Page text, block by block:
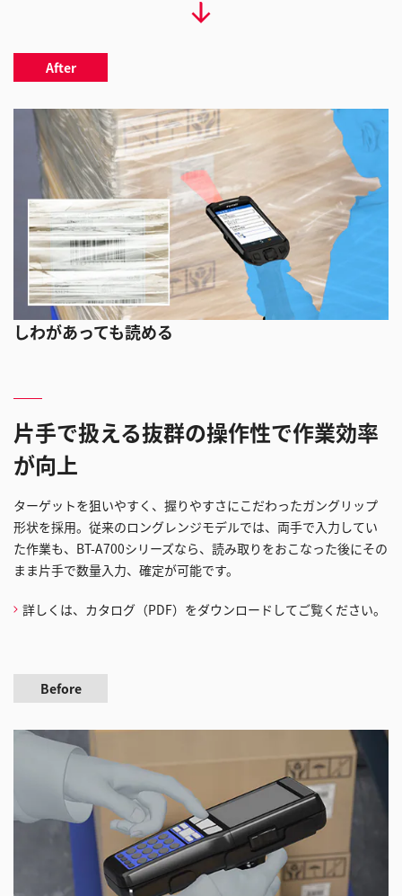
しわがあっても読める
After
片手で扱える抜群の操作性で作業効率
が向上
ターゲットを狙いやすく、握りやすさにこだわったガングリップ
形状を採用。従来のロングレンジモデルでは、両手で入力してい
た作業も、BT-A700シリーズなら、読み取りをおこなった後にその
まま片手で数量入力、確定が可能です。
詳しくは、カタログ（PDF）をダウンロードしてご覧ください。
Before